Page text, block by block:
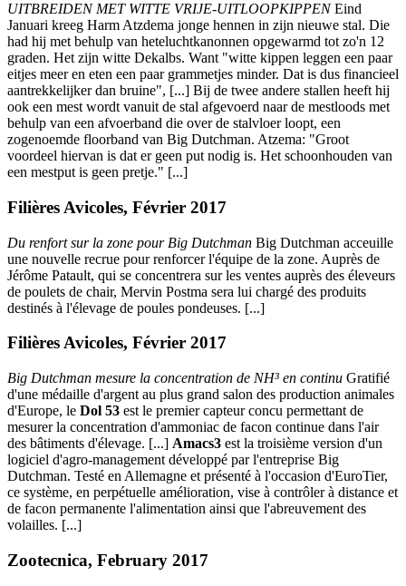
UITBREIDEN MET WITTE VRIJE-UITLOOPKIPPENEind
Januari kreeg Harm Atzdema jonge hennen in zijn nieuwe stal. Die
had hij met behulp van heteluchtkanonnen opgewarmd tot zo'n 12
graden. Het zijn witte Dekalbs. Want "witte kippen leggen een paar
eitjes meer en eten een paar grammetjes minder. Dat is dus financieel
aantrekkelijker dan bruine", [...] Bij de twee andere stallen heeft hij
ook een mest wordt vanuit de stal afgevoerd naar de mestloods met
behulp van een afvoerband die over de stalvloer loopt, een
zogenoemde floorband van Big Dutchman. Atzema: "Groot
voordeel hiervan is dat er geen put nodig is. Het schoonhouden van
een mestput is geen pretje." [...]
Filières Avicoles, Février 2017
Du renfort sur la zone pour Big Dutchman Big Dutchman acceuille
une nouvelle recrue pour renforcer l'équipe de la zone. Auprès de
Jérôme Patault, qui se concentrera sur les ventes auprès des éleveurs
de poulets de chair, Mervin Postma sera lui chargé des produits
destinés à l'élevage de poules pondeuses. [...]
Filières Avicoles, Février 2017
Big Dutchman mesure la concentration de NH³ en continu Gratifié
d'une médaille d'argent au plus grand salon des production animales
d'Europe, le Dol 53 est le premier capteur concu permettant de
mesurer la concentration d'ammoniac de facon continue dans l'air
des bâtiments d'élevage. [...] Amacs3 est la troisième version d'un
logiciel d'agro-management développé par l'entreprise Big
Dutchman. Testé en Allemagne et présenté à l'occasion d'EuroTier,
ce système, en perpétuelle amélioration, vise à contrôler à distance et
de facon permanente l'alimentation ainsi que l'abreuvement des
volailles. [...]
Zootecnica, February 2017